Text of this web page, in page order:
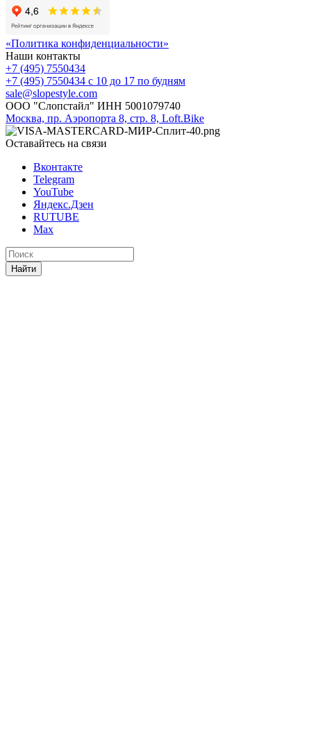
«Политика конфиденциальности»
Наши контакты
+7 (495) 7550434
+7 (495) 7550434 с 10 до 17 по будням
sale@slopestyle.com
ООО "Слопстайл" ИНН 5001079740
Москва, пр. Аэропорта 8, стр. 8, Loft.Bike
Оставайтесь на связи
Вконтакте
Telegram
YouTube
Яндекс.Дзен
RUTUBE
Max
Найти